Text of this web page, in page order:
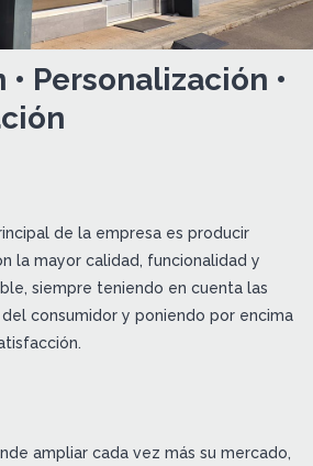
• Personalización •
de la empresa es producir
la mayor calidad, funcionalidad y
siempre teniendo en cuenta las
consumidor y poniendo por encima
ampliar cada vez más su mercado,